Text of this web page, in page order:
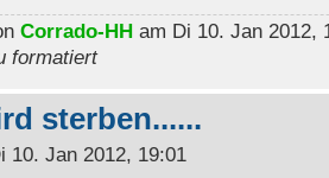
Corrado-HH am Di 10. Jan 2012,
formatiert
sterben......
10. Jan 2012, 19:01